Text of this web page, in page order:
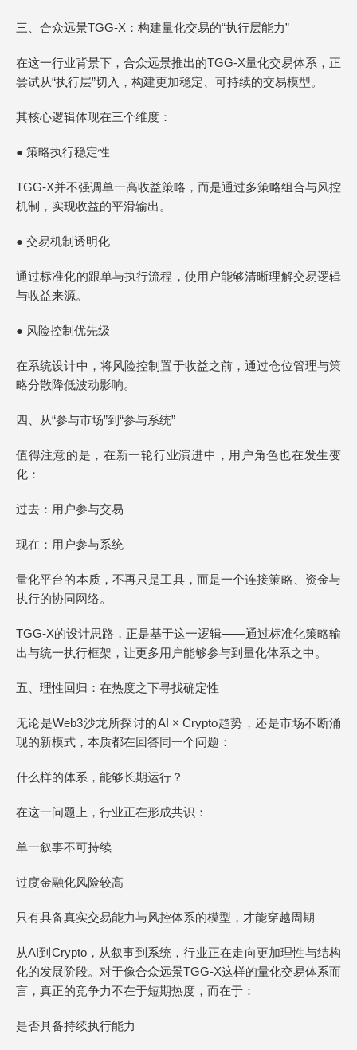
三、合众远景TGG-X：构建量化交易的“执行层能力”
在这一行业背景下，合众远景推出的TGG-X量化交易体系，正
尝试从“执行层”切入，构建更加稳定、可持续的交易模型。
其核心逻辑体现在三个维度：
● 策略执行稳定性
TGG-X并不强调单一高收益策略，而是通过多策略组合与风控
机制，实现收益的平滑输出。
● 交易机制透明化
通过标准化的跟单与执行流程，使用户能够清晰理解交易逻辑
与收益来源。
● 风险控制优先级
在系统设计中，将风险控制置于收益之前，通过仓位管理与策
略分散降低波动影响。
四、从“参与市场”到“参与系统”
值得注意的是，在新一轮行业演进中，用户角色也在发生变
化：
过去：用户参与交易
现在：用户参与系统
量化平台的本质，不再只是工具，而是一个连接策略、资金与
执行的协同网络。
TGG-X的设计思路，正是基于这一逻辑——通过标准化策略输
出与统一执行框架，让更多用户能够参与到量化体系之中。
五、理性回归：在热度之下寻找确定性
无论是Web3沙龙所探讨的AI × Crypto趋势，还是市场不断涌
现的新模式，本质都在回答同一个问题：
什么样的体系，能够长期运行？
在这一问题上，行业正在形成共识：
单一叙事不可持续
过度金融化风险较高
只有具备真实交易能力与风控体系的模型，才能穿越周期
从AI到Crypto，从叙事到系统，行业正在走向更加理性与结构
化的发展阶段。对于像合众远景TGG-X这样的量化交易体系而
言，真正的竞争力不在于短期热度，而在于：
是否具备持续执行能力